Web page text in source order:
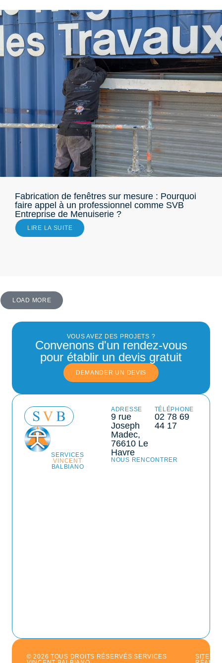
Fabrication de fenêtres sur mesure : Pourquoi
faire appel à un professionnel comme SVB
Entreprise de Menuiserie ?
LIRE LA SUITE
LOAD MORE
VOUS AVEZ DES PROJETS ?
Convenons d'un rendez-vous
pour établir un devis gratuit
DEMANDER UN DEVIS
SERVICES
VINCENT
BALBIANO
ADRESSE
9 rue
Joseph
Madec,
76610 Le
Havre
TÉLÉPHONE
02 78 69
44 17
NOUS RENCONTRER
© 2026 TOUS DROITS RÉSERVÉS SERVICES
SITE